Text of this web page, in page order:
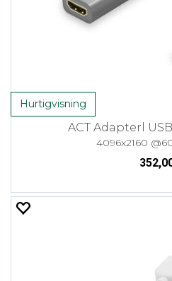
Hurtigvisning
ACT Adapterl
4096x2160